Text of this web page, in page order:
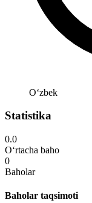
Oʻzbek
Statistika
0.0
O‘rtacha baho
0
Baholar
Baholar taqsimoti